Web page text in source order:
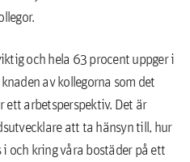
och hela 63 procent uppger i
av kollegorna som det
arbetsperspektiv. Det är
att ta hänsyn till, hur
och kring våra bostäder på ett